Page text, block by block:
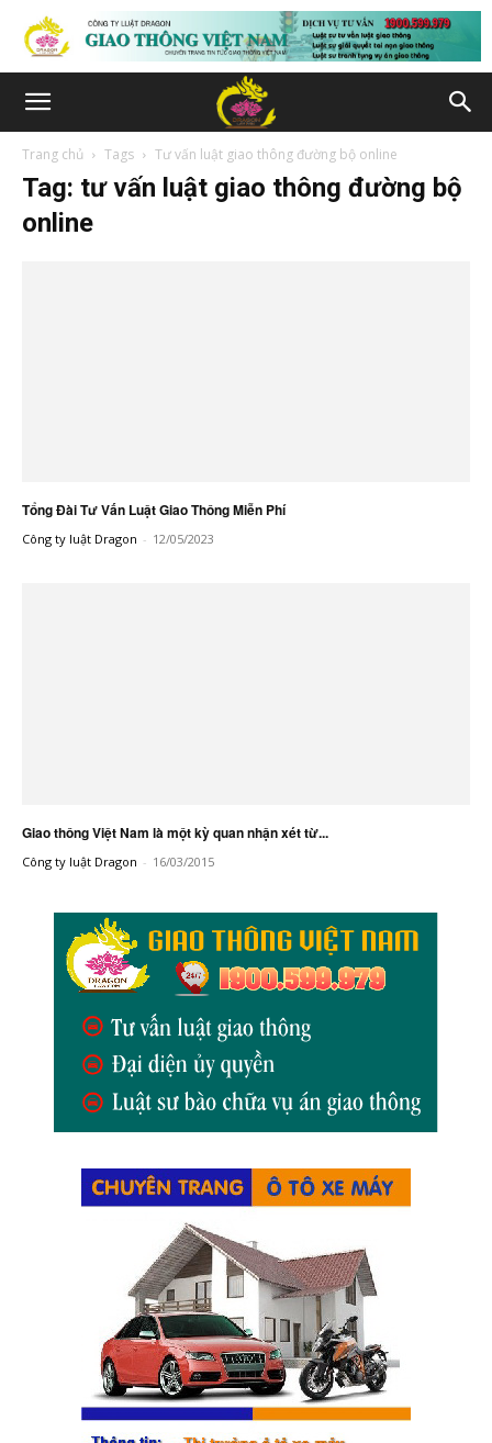
Trang chủ Tags Tư vấn luật giao thông đường bộ online
Tag: tư vấn luật giao thông đường bộ
online
Tổng Đài Tư Vấn Luật Giao Thông Miễn Phí
Công ty luật Dragon - 12/05/2023
Giao thông Việt Nam là một kỳ quan nhận xét từ...
Công ty luật Dragon - 16/03/2015